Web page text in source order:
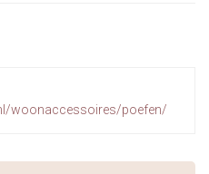
woonaccessoires/poefen/